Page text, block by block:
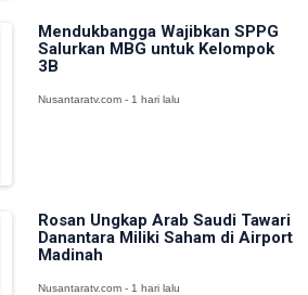
Mendukbangga Wajibkan SPPG
Salurkan MBG untuk Kelompok
3B
Nusantaratv.com - 1 hari lalu
Rosan Ungkap Arab Saudi Tawari
Danantara Miliki Saham di Airport
Madinah
Nusantaratv.com - 1 hari lalu